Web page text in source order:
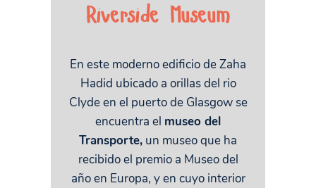
Riverside Museum
En este moderno edificio de Zaha
Hadid ubicado a orillas del rio
Clyde en el puerto de Glasgow se
encuentra el museo del
Transporte, un museo que ha
recibido el premio a Museo del
año en Europa, y en cuyo interior